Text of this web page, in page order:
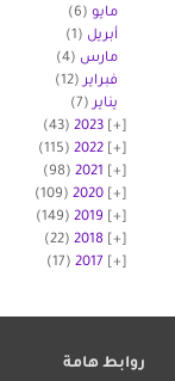
مايو (6)
أبريل (1)
مارس (4)
فبراير(12)
يناير(7)
2023
(43)
2022
(115)
2021
(98)
2020
(109)
2019
(149)
2018
(22)
2017
(17)
روابط هامة